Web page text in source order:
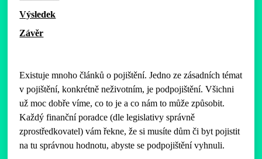
Výsledek
Závěr
Existuje mnoho článků o pojištění. Jedno ze zásadních témat
v pojištění, konkrétně neživotním, je podpojištění. Všichni
už moc dobře víme, co to je a co nám to může způsobit.
Každý finanční poradce (dle legislativy správně
zprostředkovatel) vám řekne, že si musíte dům či byt pojistit
na tu správnou hodnotu, abyste se podpojištění vyhnuli.